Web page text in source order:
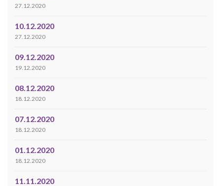
27.12.2020
10.12.2020
27.12.2020
09.12.2020
19.12.2020
08.12.2020
18.12.2020
07.12.2020
18.12.2020
01.12.2020
18.12.2020
11.11.2020